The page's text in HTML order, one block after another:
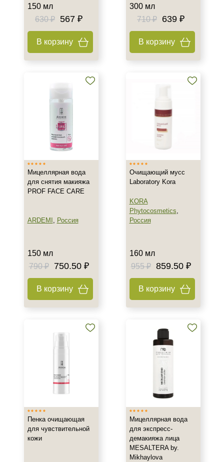
Показать еще
Тип кожи
Все типы кожи
Любой возраст
Любой возраст (от 18 лет)
Показать еще
Действие
Акне
Возрастные изменения
Воспаление
Гладкость
Защита
Защита от УФ-лучей
150 мл
630 ₽ 567 ₽
В корзину
300 мл
710 ₽
639 ₽
В корзину
Мицеллярная вода
для снятия макияжа
PROF FACE CARE
ARDEMI , Россия
150 мл
790 ₽
750.50 ₽
В корзину
Очищающий мусс
Laboratory Kora
KORA
Phytocosmetics,
Россия
160 мл
955 ₽
859.50 ₽
В корзину
Пенка очищающая
для чувствительной
кожи
Мицеллярная вода
для экспресс-
демакияжа лица
MESALTERA by.
Mikhaylova